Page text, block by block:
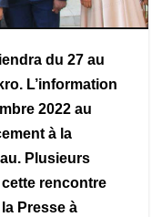
du 27 au
L’information
2022 au
à la
Plusieurs
rencontre
Presse à